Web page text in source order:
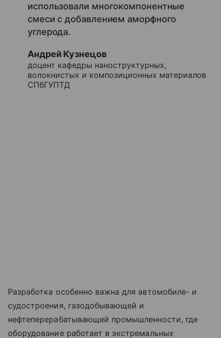
использовали многокомпонентные
смеси с добавлением аморфного
углерода.
Андрей Кузнецов
доцент кафедры наноструктурных,
волокнистых и композиционных материалов
СПбГУПТД
Разработка особенно важна для автомобиле- и
судостроения, газодобывающей и
нефтеперерабатывающей промышленности, где
оборудование работает в экстремальных